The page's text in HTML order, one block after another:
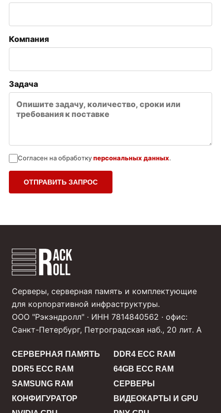
Компания
Задача
Согласен на обработкуперсональных данных.
ОТПРАВИТЬ ЗАПРОС
Серверы, серверная память и комплектующие
для корпоративной инфраструктуры.
ООО "Рэкэндролл" · ИНН 7814840562 · офис:
Санкт-Петербург, Петроградская наб., 20 лит. А
СЕРВЕРНАЯ ПАМЯТЬ
DDR4 ECC RAM
DDR5 ECC RAM
64GB ECC RAM
SAMSUNG RAM
СЕРВЕРЫ
КОНФИГУРАТОР
ВИДЕОКАРТЫ И GPU